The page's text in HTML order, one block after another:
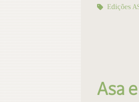
Edições
Asa